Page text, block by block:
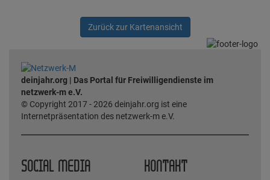
Zurück zur Kartenansicht
deinjahr.org | Das Portal für Freiwilligendienste im
netzwerk-m e.V.
© Copyright 2017 - 2026 deinjahr.org ist eine
Internetpräsentation des netzwerk-m e.V.
SOCIAL MEDIA KONTAKT